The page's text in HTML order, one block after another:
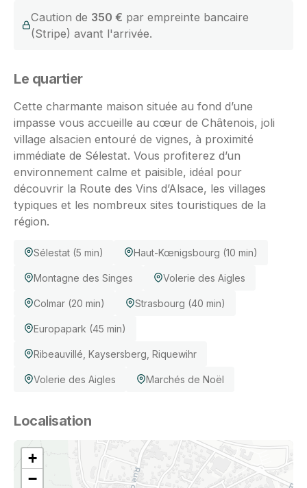
Caution de 350 € par empreinte bancaire
(Stripe) avant l'arrivée.
Le quartier
Cette charmante maison située au fond d’une
impasse vous accueille au cœur de Châtenois, joli
village alsacien entouré de vignes, à proximité
immédiate de Sélestat. Vous profiterez d’un
environnement calme et paisible, idéal pour
découvrir la Route des Vins d’Alsace, les villages
typiques et les nombreux sites touristiques de la
région.
Sélestat (5 min) Haut-Kœnigsbourg (10 min)
Montagne des Singes Volerie des Aigles
Colmar (20 min) Strasbourg (40 min)
Europapark (45 min)
Ribeauvillé, Kaysersberg, Riquewihr
Volerie des Aigles Marchés de Noël
Localisation
+
−